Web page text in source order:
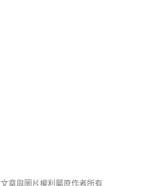
文章與圖片權利屬原作者所有